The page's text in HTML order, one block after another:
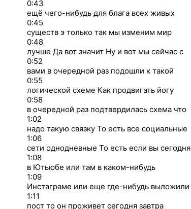
0:43
ещё чего-нибудь для блага всех живых
0:45
существ э только так мы изменим мир
0:48
лучше Да вот значит Ну и вот мы сейчас с
0:52
вами в очередной раз подошли к такой
0:55
логической схеме Как продвигать йогу
0:58
в очередной раз подтвердилась схема что
1:02
надо такую связку То есть все социальные
1:06
сети однодневные То есть если вы сегодня
1:08
в Ютьюбе или там в каком-нибудь
1:09
Инстаграме или еще где-нибудь выложили
1:11
пост то он проживет сегодня завтра